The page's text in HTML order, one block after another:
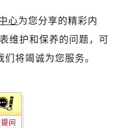
心为您分享的精彩内
维护和保养的问题，可
将竭诚为您服务。
问